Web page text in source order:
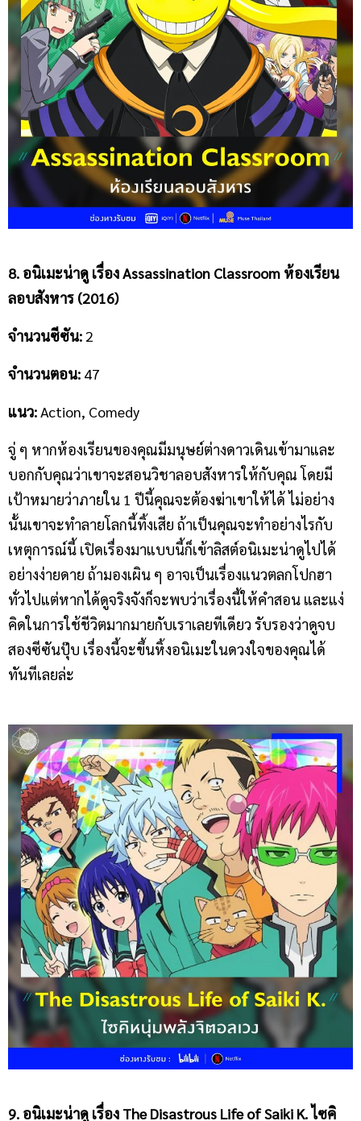
8. อนิเมะน่าดู เรื่องAssassination Classroom ห้องเรียน
ลอบสังหาร (2016)
จำนวนซีซัน:2
จำนวนตอน: 47
แนว:Action, Comedy
จู่ ๆ หากห้องเรียนของคุณมีมนุษย์ต่างดาวเดินเข้ามาและ
บอกกับคุณว่าเขาจะสอนวิชาลอบสังหารให้กับคุณ โดยมี
เป้าหมายว่าภายใน 1 ปีนี้คุณจะต้องฆ่าเขาให้ได้ ไม่อย่าง
นั้นเขาจะทำลายโลกนี้ทิ้งเสีย ถ้าเป็นคุณจะทำอย่างไรกับ
เหตุการณ์นี้ เปิดเรื่องมาแบบนี้ก็เข้าลิสต์อนิเมะน่าดูไปได้
อย่างง่ายดาย ถ้ามองเผิน ๆ อาจเป็นเรื่องแนวตลกโปกฮา
ทั่วไปแต่หากได้ดูจริงจังก็จะพบว่าเรื่องนี้ให้คำสอน และแง่
คิดในการใช้ชีวิตมากมายกับเราเลยทีเดียว รับรองว่าดูจบ
สองซีซันปุ๊บ เรื่องนี้จะขึ้นหิ้งอนิเมะในดวงใจของคุณได้
ทันทีเลยล่ะ
9. อนิเมะน่าดู เรื่อง The Disastrous Life of Saiki K. ไซคิ